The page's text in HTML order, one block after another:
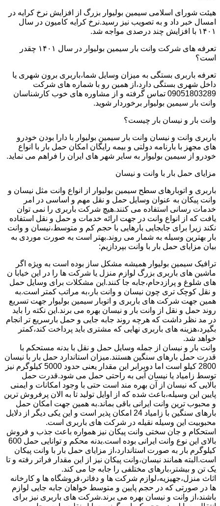
هیئت شورای اسلامی سیمین بولیوار بزرگ از افزایش نرخ کرایه در
امسال خبر داد و به تصویب نیز رسید.نرخ کرایه کامیون در سال
۱۴۰۱ با افزایش چند درصدی مواجه شد.
تعرفه های شرکت وانت بار سیمین بولیوار در سال ۱۴۰۱ چقدر
است؟
تعرفه باربری بستگی به میزان وسایل شما،باربری برون شهری یا
داخل شهری بستگی دارد،از همین رو با شماره های شرکت
09051803289 تماس گرفته و از مشاوره های خوب کارشناسان
وانت بار سیمین بولیوار برخوردار شوید.
وانت بار و نیسان بار چیست؟
باربری وانت و نیسان وانت بار سیمین بولیوار با دارا بودن خودرو
های مجهز با بارنامه دولتی و بیمه رایگان امکان حمل بار با انواع
خودرو از سیمین بولیوار به سایر شهر های ایران را فراهم می نماید.
مزایای حمل بار با وانت و نیسان
باربری و اتوبارهای سطح سیمین بولیوار از انواع وانت مثل نیسان و
وانت پیکان به عنوان وسایل حمل و نقل مهم و اساسی در امر
خدمات رسانی استفاده می کنند.هیچ شرکت باربری را نمی توان
یافت که از انواع وانت در جهت ارائه خدمات و حمل و نقل استفاده
نکند زیرا برای جابجایی بارهایی با حجم کم و متوسط،نیسان و وانت
بار بهترین وسیله به شمار می روند.بهتر است به صورت موردی به
بیان مزایای حمل بار با وانت بپردازیم:
ترافیک سیمین بولیوار همیشه مشکل ساز بوده است به ویژه اگر
ماشین های باربری بزرگ لوازم منزل یا شرکت ها را در این خیابا ن
های شلوغ و پرازدحام،جابه جا کنند.این مشکلات برای وسایل حمل
و نقل کوچک تری چون نیسان و وانت بار،به مراتب کمتر است.به
همین جهت شرکت های باربری و اتوبار سیمین بولیوار جهت تسریع
روند حمل و نقل از وانت بار و نیسان بهره می برند.این نکته را باید
در مد نظر داشت که هرچه روند جابه جایی و حمل بارسریع تر انجام
بگیرد،هزینه های باربری نهایی که مشتری باید پرداخت کند،کمتر
خواهد شد.
وانت بار و نیسان از جمله وسایل حمل و نقل با بدنه مستحکم با
قدرت حمل بارهای سنگین هستند.میزان استاندارد حمل بار با نیسان
2800 کیلو است اما دوبرابر این مقدار یعنی حدود 5000 کیلوگرم نیز
توسط زامیاد یا نیسان آبی به راحتی حمل می شود.قدرت حمل
بالایی که نیسان از آن بهره مند است حتی با وجود امکانات و ایمنی
پایین این وسیله،باعث شده که از اوایل تولید تا به الان پرفروش ترین
و محبوب ترین وانت ایرانی باقی بماند.به همین جهت امکان حمل
بارهای سنگین با زامیاد 24 امکان پذیر است و این یکی دیگر از دلایل
محبوبیت این وسیله نقیله در شرکت های باربری است.
استحکام و جان سختی وانت پیکان نیز همواره باعث جذب و فروش
بالای این نوع وانت ایرانی بوده است.بدنه محکم و توانایی حمل 600
کیلوگرم بار به صورت استاندارد،از مزایای حمل بار با وانت پیکان
است.البته همانند نیسان،وانت پیکان نیز از این مقدار فراتر رفته و تا
یک تن و بیشتر،بارهای مختلفی را جابه جا می کند.
اثاث منزل،جهیزیه،لوازم شرکت ها و دفاتر،فروشگاه ها و کارخانه
ها در صورتی که در حجم پایین و متوسط خواهان جابه جایی لوازم
باشند،از وانت و نیسان بهره می برند.شرکت های باربری نیز برای